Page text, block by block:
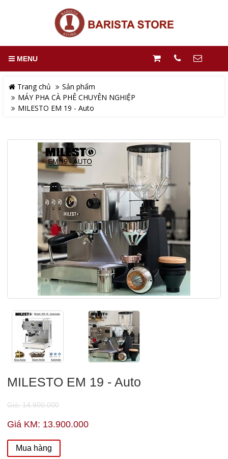
MENU
Trang chủ
Sản phẩm
MÁY PHA CÀ PHÊ CHUYÊN NGHIỆP
MILESTO EM 19 - Auto
MILESTO EM 19 - Auto
Giá: 14.900.000
Giá KM: 13.900.000
Mua hàng